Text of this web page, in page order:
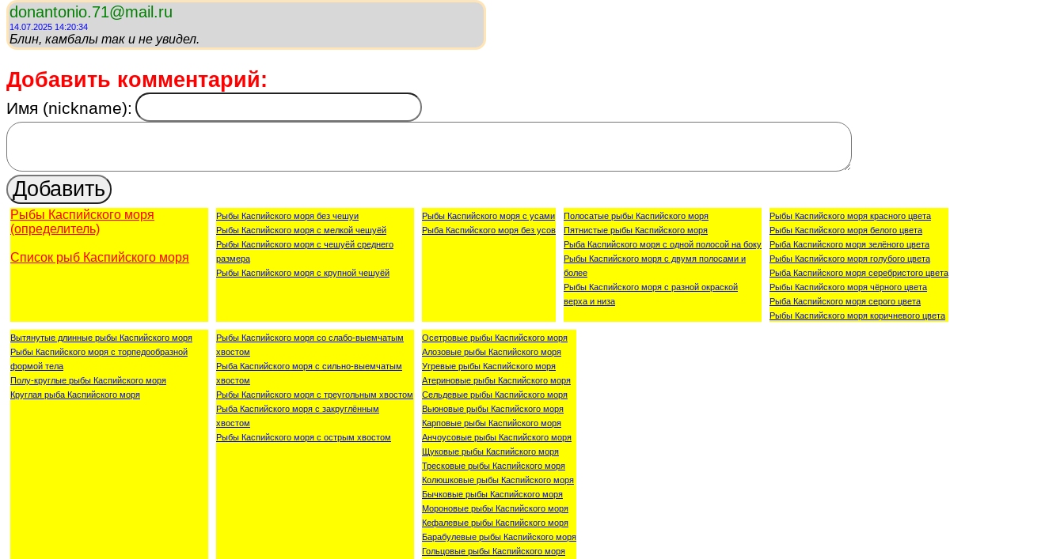
donantonio.71@mail.ru
14.07.2025 14:20:34
Блин, камбалы так и не увидел.
Добавить комментарий:
Имя (nickname):
Рыбы Каспийского моря
(определитель)
Список рыб Каспийского моря
Рыбы Каспийского моря без чешуи
Рыбы Каспийского моря с мелкой чешуёй
Рыбы Каспийского моря с чешуёй среднего
размера
Рыбы Каспийского моря с крупной чешуёй
Рыбы Каспийского моря с усами
Рыба Каспийского моря без усов
Полосатые рыбы Каспийского моря
Пятнистые рыбы Каспийского моря
Рыба Каспийского моря с одной полосой на боку
Рыбы Каспийского моря с двумя полосами и
более
Рыбы Каспийского моря с разной окраской
верха и низа
Рыбы Каспийского моря красного цвета
Рыбы Каспийского моря белого цвета
Рыба Каспийского моря зелёного цвета
Рыбы Каспийского моря голубого цвета
Рыба Каспийского моря серебристого цвета
Рыбы Каспийского моря чёрного цвета
Рыба Каспийского моря серого цвета
Рыбы Каспийского моря коричневого цвета
Вытянутые длинные рыбы Каспийского моря
Рыбы Каспийского моря с торпедообразной
формой тела
Полу-круглые рыбы Каспийского моря
Круглая рыба Каспийского моря
Рыбы Каспийского моря со слабо-выемчатым
хвостом
Рыба Каспийского моря с сильно-выемчатым
хвостом
Рыбы Каспийского моря с треугольным хвостом
Рыба Каспийского моря с закруглённым
хвостом
Рыбы Каспийского моря с острым хвостом
Осетровые рыбы Каспийского моря
Алозовые рыбы Каспийского моря
Угревые рыбы Каспийского моря
Атериновые рыбы Каспийского моря
Сельдевые рыбы Каспийского моря
Вьюновые рыбы Каспийского моря
Карповые рыбы Каспийского моря
Анчоусовые рыбы Каспийского моря
Щуковые рыбы Каспийского моря
Тресковые рыбы Каспийского моря
Колюшковые рыбы Каспийского моря
Бычковые рыбы Каспийского моря
Мороновые рыбы Каспийского моря
Кефалевые рыбы Каспийского моря
Барабулевые рыбы Каспийского моря
Гольцовые рыбы Каспийского моря